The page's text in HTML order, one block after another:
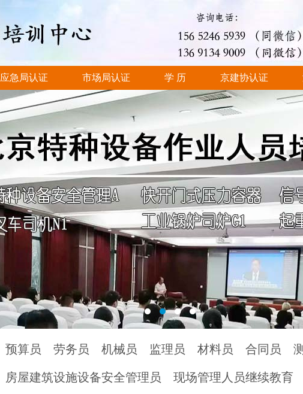
应急局认证 市场局认证 学 历 京建协认证
预算员 劳务员 机械员 监理员 材料员 合同员
房屋建筑设施设备安全管理员 现场管理人员继续教育